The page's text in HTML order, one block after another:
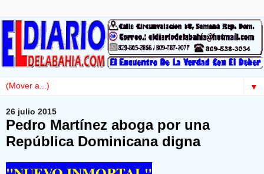
▼
26 julio 2015
Pedro Martínez aboga por una
República Dominicana digna